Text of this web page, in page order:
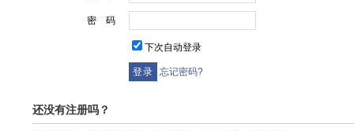
密 码
下次自动登录
忘记密码?
还没有注册吗？